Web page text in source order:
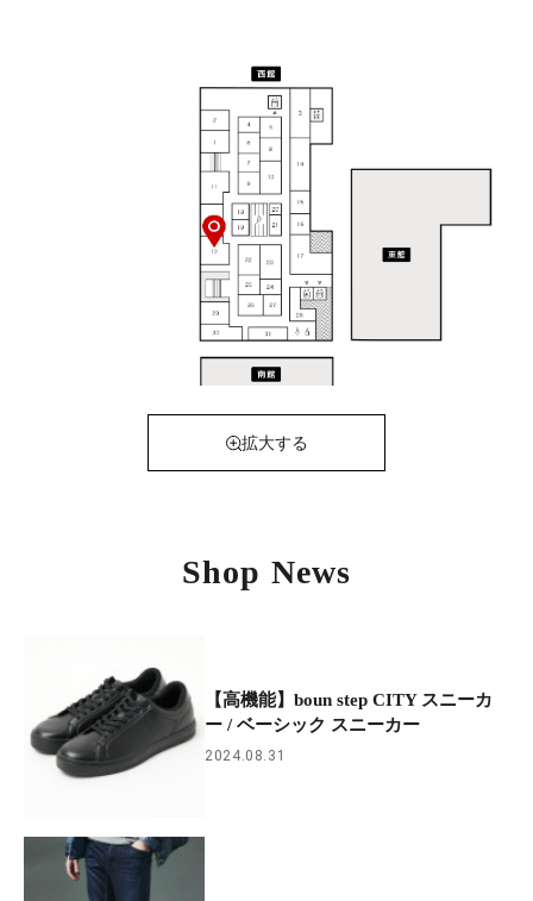
拡大する
Shop News
【高機能】boun step CITY スニーカ
ー / ベーシック スニーカー
2024.08.31